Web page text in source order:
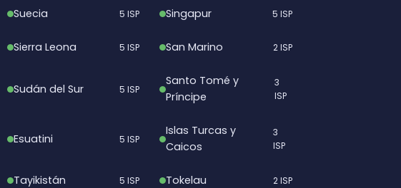
Suecia 5 ISP Singapur 5 ISP
Sierra Leona 5 ISP San Marino 2 ISP
Sudán del Sur 5 ISP
Santo Tomé y
Príncipe
3
ISP
Esuatini 5 ISP
Islas Turcas y
Caicos
3
ISP
Tayikistán 5 ISP Tokelau 2 ISP